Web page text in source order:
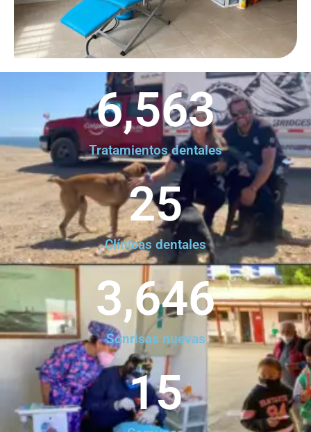
Tratamientos dentales
6,563
Clínicas dentales
25
Sonrisas nuevas
3,646
15